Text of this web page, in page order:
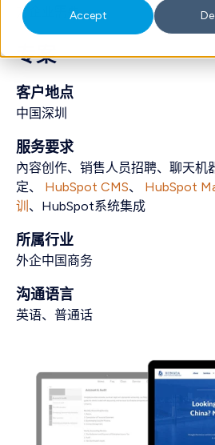
Accept
方企业需要。
专案
客户地点
中国深圳
服务要求
內容创作、销售人员招聘、聊天机
定、
HubSpot CMS、 HubSpot
训 、HubSpot系统集成
所属行业
外企中国商务
沟通语言
英语、普通话